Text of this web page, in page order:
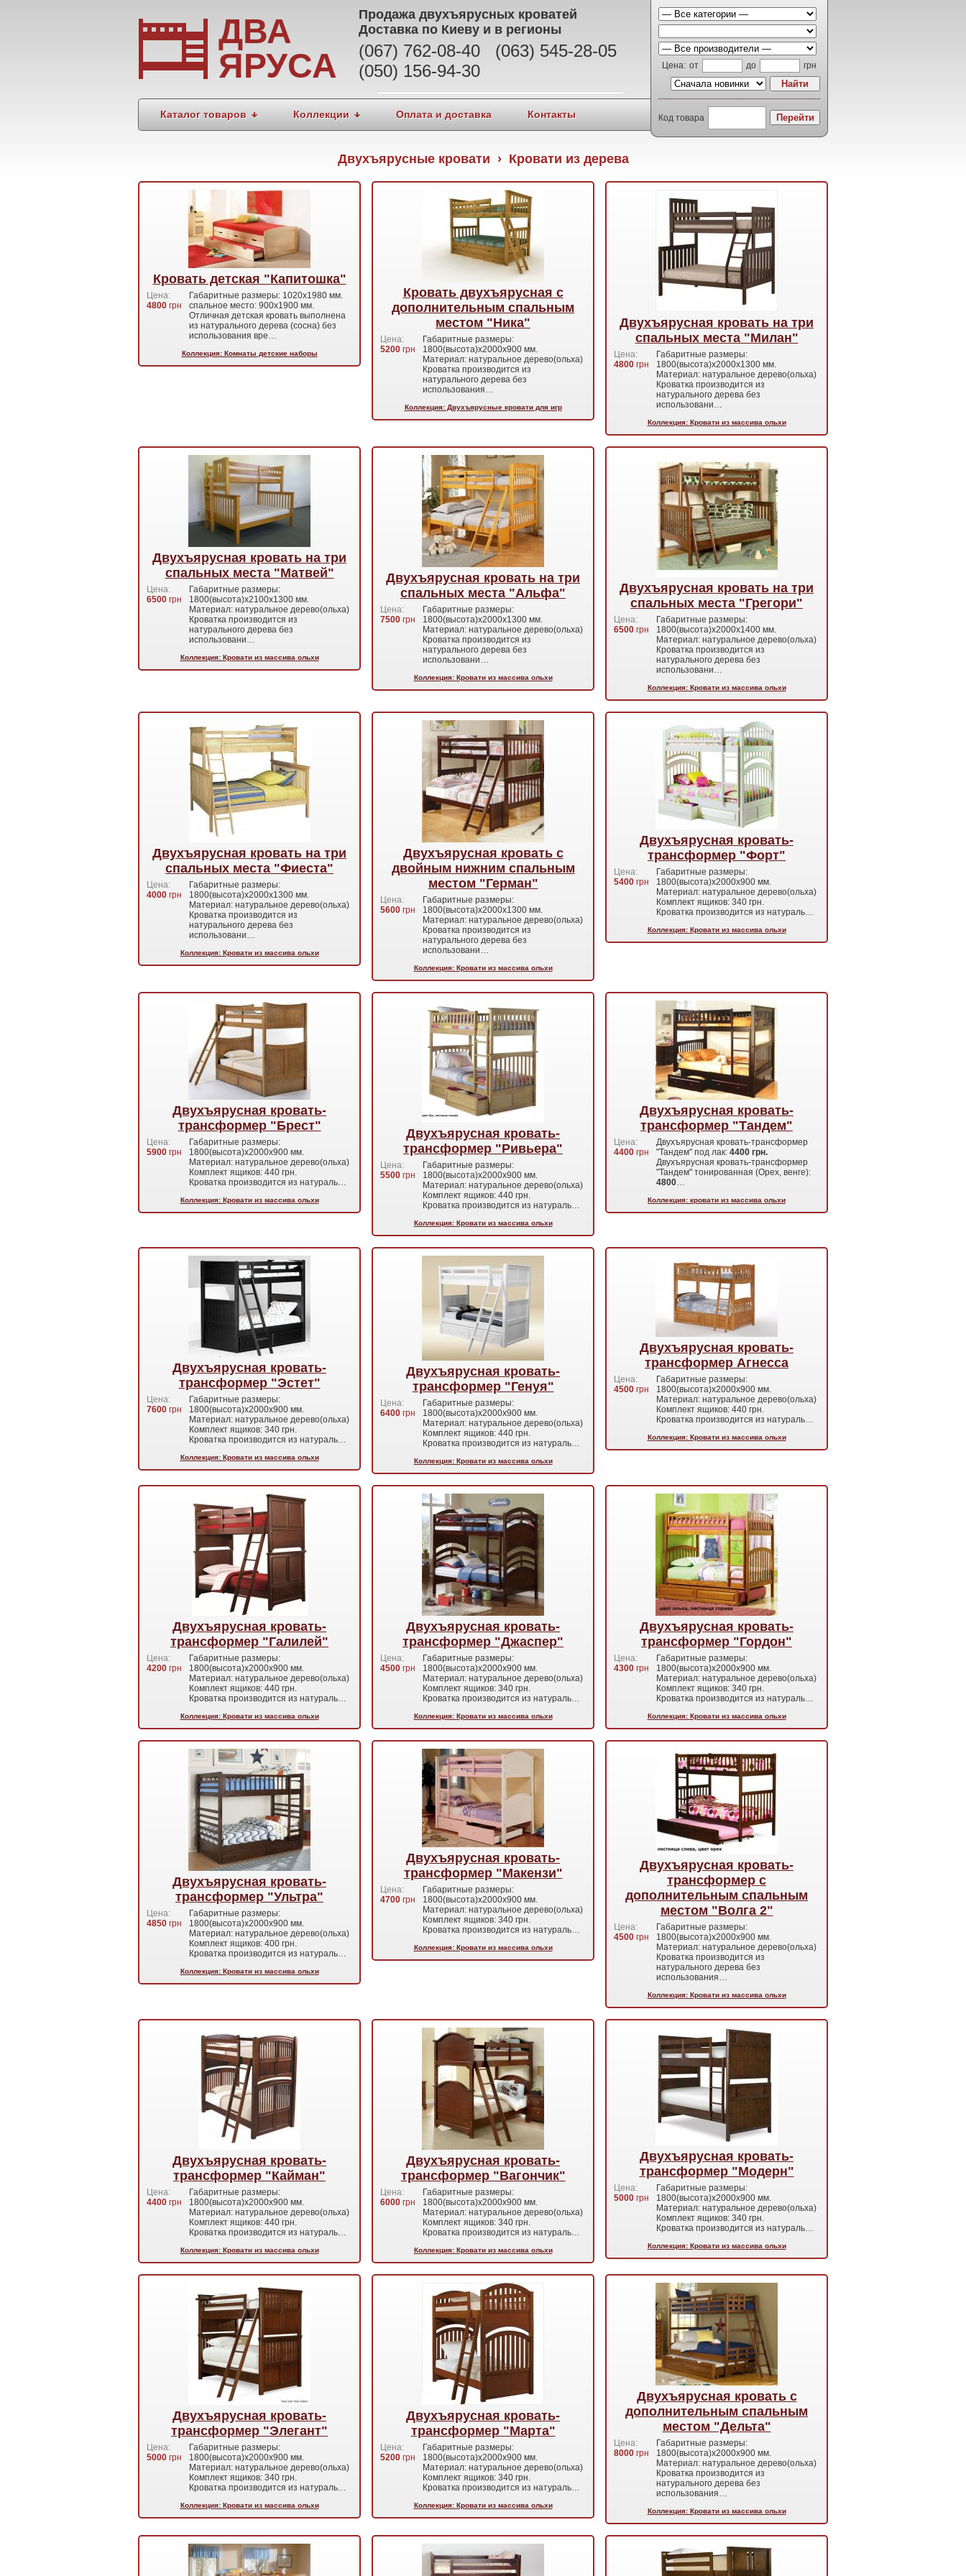
ДВА
ЯРУСА
Продажа двухъярусных кроватей
Доставка по Киеву и в регионы
(067) 762-08-40 (063) 545-28-05
(050) 156-94-30
Каталог товаров Коллекции Оплата и доставка Контакты
Цена: от до грн
Код товара
Двухъярусные кровати › Кровати из дерева
Кровать детская "Капитошка"
Цена:
4800 грн
Габаритные размеры: 1020х1980 мм.
спальное место: 900х1900 мм.
Отличная детская кровать выполнена
из натурального дерева (сосна) без
использования вре…
Коллекция: Комнаты детские наборы
Кровать двухъярусная с
дополнительным спальным
местом "Ника"
Цена:
5200 грн
Габаритные размеры:
1800(высота)х2000х900 мм.
Материал: натуральное дерево(ольха)
Кроватка производится из
натурального дерева без
использования…
Коллекция: Двухъярусные кровати для игр
Двухъярусная кровать на три
спальных места "Милан"
Цена:
4800 грн
Габаритные размеры:
1800(высота)х2000х1300 мм.
Материал: натуральное дерево(ольха)
Кроватка производится из
натурального дерева без
использовани…
Коллекция: Кровати из массива ольхи
Двухъярусная кровать на три
спальных места "Матвей"
Цена:
6500 грн
Габаритные размеры:
1800(высота)х2100х1300 мм.
Материал: натуральное дерево(ольха)
Кроватка производится из
натурального дерева без
использовани…
Коллекция: Кровати из массива ольхи
Двухъярусная кровать на три
спальных места "Альфа"
Цена:
7500 грн
Габаритные размеры:
1800(высота)х2000х1300 мм.
Материал: натуральное дерево(ольха)
Кроватка производится из
натурального дерева без
использовани…
Коллекция: Кровати из массива ольхи
Двухъярусная кровать на три
спальных места "Грегори"
Цена:
6500 грн
Габаритные размеры:
1800(высота)х2000х1400 мм.
Материал: натуральное дерево(ольха)
Кроватка производится из
натурального дерева без
использовани…
Коллекция: Кровати из массива ольхи
Двухъярусная кровать на три
спальных места "Фиеста"
Цена:
4000 грн
Габаритные размеры:
1800(высота)х2000х1300 мм.
Материал: натуральное дерево(ольха)
Кроватка производится из
натурального дерева без
использовани…
Коллекция: Кровати из массива ольхи
Двухъярусная кровать с
двойным нижним спальным
местом "Герман"
Цена:
5600 грн
Габаритные размеры:
1800(высота)х2000х1300 мм.
Материал: натуральное дерево(ольха)
Кроватка производится из
натурального дерева без
использовани…
Коллекция: Кровати из массива ольхи
Двухъярусная кровать-
трансформер "Форт"
Цена:
5400 грн
Габаритные размеры:
1800(высота)х2000х900 мм.
Материал: натуральное дерево(ольха)
Комплект ящиков: 340 грн.
Кроватка производится из натураль…
Коллекция: Кровати из массива ольхи
Двухъярусная кровать-
трансформер "Брест"
Цена:
5900 грн
Габаритные размеры:
1800(высота)х2000х900 мм.
Материал: натуральное дерево(ольха)
Комплект ящиков: 440 грн.
Кроватка производится из натураль…
Коллекция: Кровати из массива ольхи
Двухъярусная кровать-
трансформер "Ривьера"
Цена:
5500 грн
Габаритные размеры:
1800(высота)х2000х900 мм.
Материал: натуральное дерево(ольха)
Комплект ящиков: 440 грн.
Кроватка производится из натураль…
Коллекция: Кровати из массива ольхи
Двухъярусная кровать-
трансформер "Тандем"
Цена:
4400 грн
Двухъярусная кровать-трансформер
"Тандем" под лак: 4400 грн.
Двухъярусная кровать-трансформер
"Тандем" тонированная (Орех, венге):
4800…
Коллекция: кровати из массива ольхи
Двухъярусная кровать-
трансформер "Эстет"
Цена:
7600 грн
Габаритные размеры:
1800(высота)х2000х900 мм.
Материал: натуральное дерево(ольха)
Комплект ящиков: 340 грн.
Кроватка производится из натураль…
Коллекция: Кровати из массива ольхи
Двухъярусная кровать-
трансформер "Генуя"
Цена:
6400 грн
Габаритные размеры:
1800(высота)х2000х900 мм.
Материал: натуральное дерево(ольха)
Комплект ящиков: 440 грн.
Кроватка производится из натураль…
Коллекция: Кровати из массива ольхи
Двухъярусная кровать-
трансформер Агнесса
Цена:
4500 грн
Габаритные размеры:
1800(высота)х2000х900 мм.
Материал: натуральное дерево(ольха)
Комплект ящиков: 440 грн.
Кроватка производится из натураль…
Коллекция: Кровати из массива ольхи
Двухъярусная кровать-
трансформер "Галилей"
Цена:
4200 грн
Габаритные размеры:
1800(высота)х2000х900 мм.
Материал: натуральное дерево(ольха)
Комплект ящиков: 440 грн.
Кроватка производится из натураль…
Коллекция: Кровати из массива ольхи
Двухъярусная кровать-
трансформер "Джаспер"
Цена:
4500 грн
Габаритные размеры:
1800(высота)х2000х900 мм.
Материал: натуральное дерево(ольха)
Комплект ящиков: 340 грн.
Кроватка производится из натураль…
Коллекция: Кровати из массива ольхи
Двухъярусная кровать-
трансформер "Гордон"
Цена:
4300 грн
Габаритные размеры:
1800(высота)х2000х900 мм.
Материал: натуральное дерево(ольха)
Комплект ящиков: 340 грн.
Кроватка производится из натураль…
Коллекция: Кровати из массива ольхи
Двухъярусная кровать-
трансформер "Ультра"
Цена:
4850 грн
Габаритные размеры:
1800(высота)х2000х900 мм.
Материал: натуральное дерево(ольха)
Комплект ящиков: 400 грн.
Кроватка производится из натураль…
Коллекция: Кровати из массива ольхи
Двухъярусная кровать-
трансформер "Макензи"
Цена:
4700 грн
Габаритные размеры:
1800(высота)х2000х900 мм.
Материал: натуральное дерево(ольха)
Комплект ящиков: 340 грн.
Кроватка производится из натураль…
Коллекция: Кровати из массива ольхи
Двухъярусная кровать-
трансформер с
дополнительным спальным
местом "Волга 2"
Цена:
4500 грн
Габаритные размеры:
1800(высота)х2000х900 мм.
Материал: натуральное дерево(ольха)
Кроватка производится из
натурального дерева без
использования…
Коллекция: Кровати из массива ольхи
Двухъярусная кровать-
трансформер "Кайман"
Цена:
4400 грн
Габаритные размеры:
1800(высота)х2000х900 мм.
Материал: натуральное дерево(ольха)
Комплект ящиков: 440 грн.
Кроватка производится из натураль…
Коллекция: Кровати из массива ольхи
Двухъярусная кровать-
трансформер "Вагончик"
Цена:
6000 грн
Габаритные размеры:
1800(высота)х2000х900 мм.
Материал: натуральное дерево(ольха)
Комплект ящиков: 340 грн.
Кроватка производится из натураль…
Коллекция: Кровати из массива ольхи
Двухъярусная кровать-
трансформер "Модерн"
Цена:
5000 грн
Габаритные размеры:
1800(высота)х2000х900 мм.
Материал: натуральное дерево(ольха)
Комплект ящиков: 340 грн.
Кроватка производится из натураль…
Коллекция: Кровати из массива ольхи
Двухъярусная кровать-
трансформер "Элегант"
Цена:
5000 грн
Габаритные размеры:
1800(высота)х2000х900 мм.
Материал: натуральное дерево(ольха)
Комплект ящиков: 340 грн.
Кроватка производится из натураль…
Коллекция: Кровати из массива ольхи
Двухъярусная кровать-
трансформер "Марта"
Цена:
5200 грн
Габаритные размеры:
1800(высота)х2000х900 мм.
Материал: натуральное дерево(ольха)
Комплект ящиков: 340 грн.
Кроватка производится из натураль…
Коллекция: Кровати из массива ольхи
Двухъярусная кровать с
дополнительным спальным
местом "Дельта"
Цена:
8000 грн
Габаритные размеры:
1800(высота)х2000х900 мм.
Материал: натуральное дерево(ольха)
Кроватка производится из
натурального дерева без
использования…
Коллекция: Кровати из массива ольхи